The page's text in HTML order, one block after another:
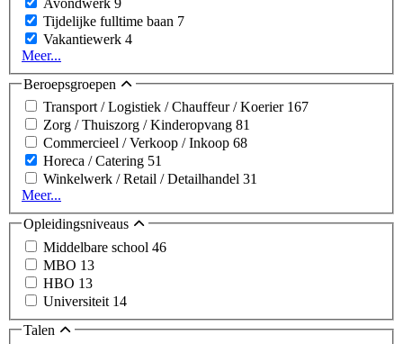
Tijdelijke fulltime baan 7
Vakantiewerk 4
Meer...
Beroepsgroepen
Transport / Logistiek / Chauffeur / Koerier 167
Zorg / Thuiszorg / Kinderopvang 81
Commercieel / Verkoop / Inkoop 68
Horeca / Catering 51
Winkelwerk / Retail / Detailhandel 31
Meer...
Opleidingsniveaus
Middelbare school 46
MBO 13
HBO 13
Universiteit 14
Talen